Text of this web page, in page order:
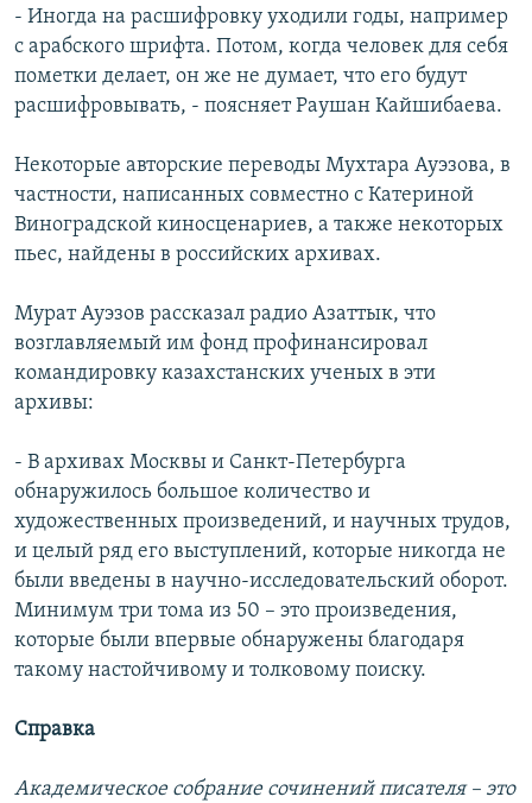
- Иногда на расшифровку уходили годы, например
с арабского шрифта. Потом, когда человек для себя
пометки делает, он же не думает, что его будут
расшифровывать, - поясняет Раушан Кайшибаева.
Некоторые авторские переводы Мухтара Ауэзова, в
частности, написанных совместно с Катериной
Виноградской киносценариев, а также некоторых
пьес, найдены в российских архивах.
Мурат Ауэзов рассказал радио Азаттык, что
возглавляемый им фонд профинансировал
командировку казахстанских ученых в эти
архивы:
- В архивах Москвы и Санкт-Петербурга
обнаружилось большое количество и
художественных произведений, и научных трудов,
и целый ряд его выступлений, которые никогда не
были введены в научно-исследовательский оборот.
Минимум три тома из 50 – это произведения,
которые были впервые обнаружены благодаря
такому настойчивому и толковому поиску.
Справка
Академическое собрание сочинений писателя – это